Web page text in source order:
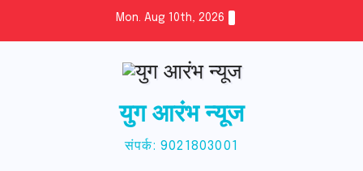
Mon. Aug 10th, 2026
युग आरंभ न्यूज
संपर्क: 9021803001